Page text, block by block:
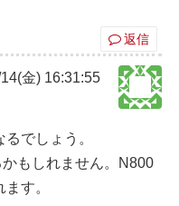
返信
金) 16:31:55
でしょう。
もしれません。N800
す。